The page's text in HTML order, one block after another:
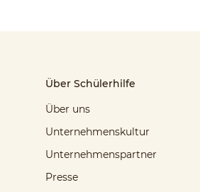
Über Schülerhilfe
Über uns
Unternehmenskultur
Unternehmenspartner
Presse